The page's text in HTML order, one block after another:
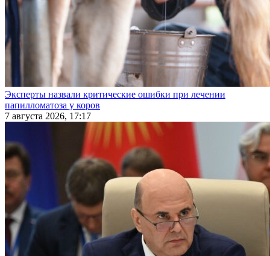
Эксперты назвали критические ошибки при лечении
папилломатоза у коров
7 августа 2026, 17:17